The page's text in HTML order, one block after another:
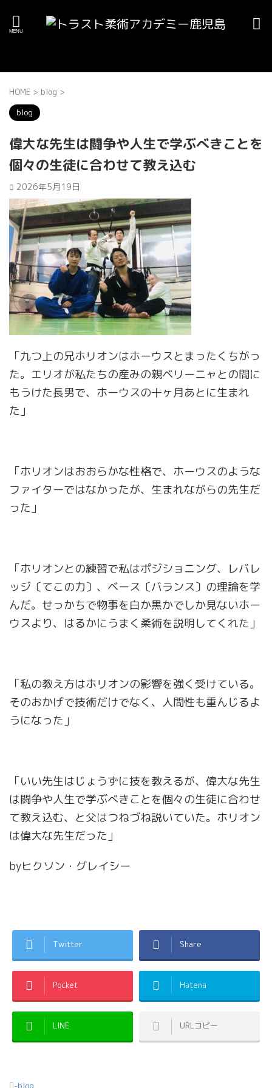
HOME > blog >
blog
偉大な先生は闘争や人生で学ぶべきことを
個々の生徒に合わせて教え込む
2026年5月19日
「九つ上の兄ホリオンはホーウスとまったくちがっ
た。エリオが私たちの産みの親ベリーニャとの間に
もうけた長男で、ホーウスの十ヶ月あとに生まれ
た」
「ホリオンはおおらかな性格で、ホーウスのような
ファイターではなかったが、生まれながらの先生だ
った」
「ホリオンとの練習で私はポジショニング、レバレ
ッジ〔てこの力〕、ベース〔バランス〕の理論を学
んだ。せっかちで物事を白か黒かでしか見ないホー
ウスより、はるかにうまく柔術を説明してくれた」
「私の教え方はホリオンの影響を強く受けている。
そのおかげで技術だけでなく、人間性も重んじるよ
うになった」
「いい先生はじょうずに技を教えるが、偉大な先生
は闘争や人生で学ぶべきことを個々の生徒に合わせ
て教え込む、と父はつねづね説いていた。ホリオン
は偉大な先生だった」
byヒクソン・グレイシー
Twitter Share
Pocket Hatena
LINE URLコピー
-blog